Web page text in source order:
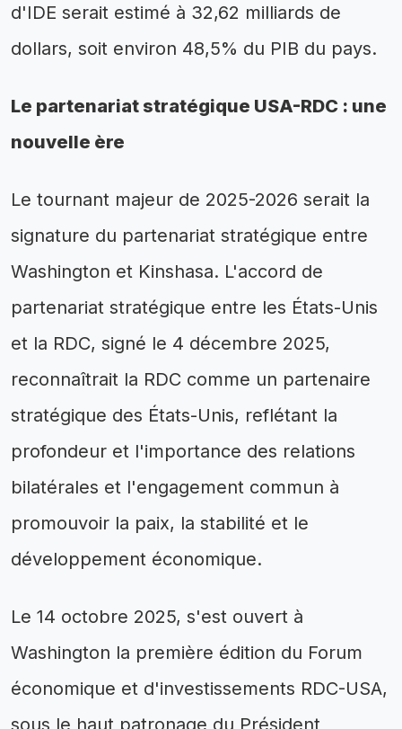
d'IDE serait estimé à 32,62 milliards de
dollars, soit environ 48,5% du PIB du pays.
Le partenariat stratégique USA-RDC : une
nouvelle ère
Le tournant majeur de 2025-2026 serait la
signature du partenariat stratégique entre
Washington et Kinshasa. L'accord de
partenariat stratégique entre les États-Unis
et la RDC, signé le 4 décembre 2025,
reconnaîtrait la RDC comme un partenaire
stratégique des États-Unis, reflétant la
profondeur et l'importance des relations
bilatérales et l'engagement commun à
promouvoir la paix, la stabilité et le
développement économique.
Le 14 octobre 2025, s'est ouvert à
Washington la première édition du Forum
économique et d'investissements RDC-USA,
sous le haut patronage du Président